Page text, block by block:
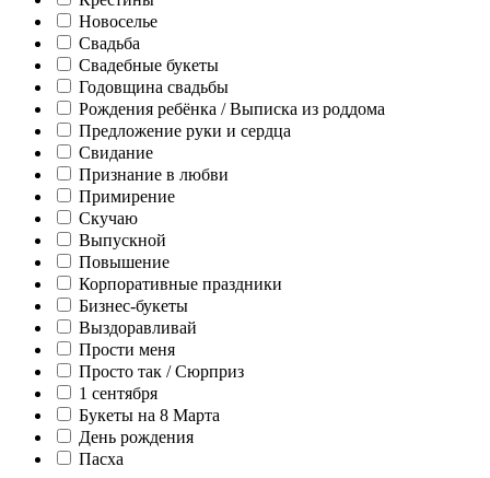
Новоселье
Свадьба
Свадебные букеты
Годовщина свадьбы
Рождения ребёнка / Выписка из роддома
Предложение руки и сердца
Свидание
Признание в любви
Примирение
Скучаю
Выпускной
Повышение
Корпоративные праздники
Бизнес-букеты
Выздоравливай
Прости меня
Просто так / Сюрприз
1 сентября
Букеты на 8 Марта
День рождения
Пасха